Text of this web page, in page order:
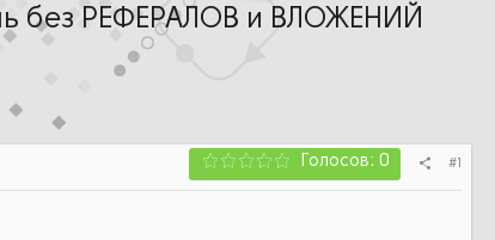
без РЕФЕРАЛОВ и ВЛОЖЕНИЙ
Голосов: 0 #1